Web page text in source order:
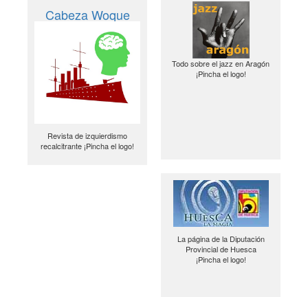
Cabeza Woque
Revista de izquierdismo
recalcitrante ¡Pincha el logo!
Todo sobre el jazz en Aragón
¡Pincha el logo!
La página de la Diputación
Provincial de Huesca
¡Pincha el logo!